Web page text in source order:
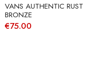
VANS AUTHENTIC RUST
BRONZE
€75.00